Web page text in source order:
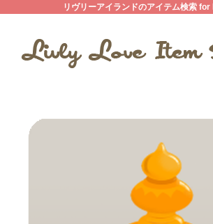
リヴリーアイランドのアイテム検索